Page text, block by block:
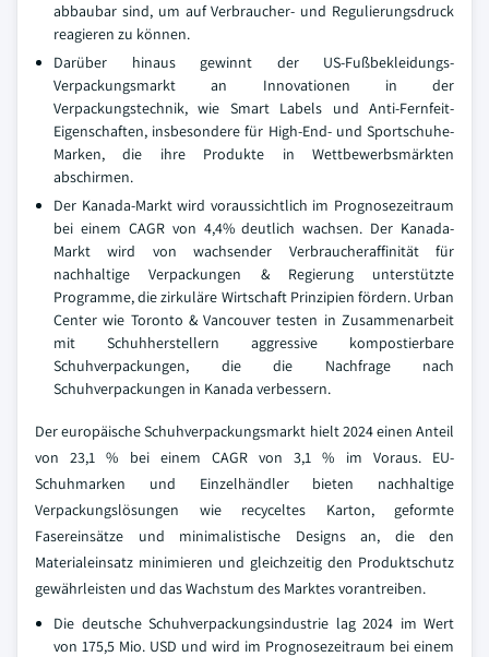
abbaubar sind, um auf Verbraucher- und Regulierungsdruck
reagieren zu können.
Darüber hinaus gewinnt der US-Fußbekleidungs-
Verpackungsmarkt an Innovationen in der
Verpackungstechnik, wie Smart Labels und Anti-Fernfeit-
Eigenschaften, insbesondere für High-End- und Sportschuhe-
Marken, die ihre Produkte in Wettbewerbsmärkten
abschirmen.
Der Kanada-Markt wird voraussichtlich im Prognosezeitraum
bei einem CAGR von 4,4% deutlich wachsen. Der Kanada-
Markt wird von wachsender Verbraucheraffinität für
nachhaltige Verpackungen & Regierung unterstützte
Programme, die zirkuläre Wirtschaft Prinzipien fördern. Urban
Center wie Toronto & Vancouver testen in Zusammenarbeit
mit Schuhherstellern aggressive kompostierbare
Schuhverpackungen, die die Nachfrage nach
Schuhverpackungen in Kanada verbessern.
Der europäische Schuhverpackungsmarkt hielt 2024 einen Anteil
von 23,1 % bei einem CAGR von 3,1 % im Voraus. EU-
Schuhmarken und Einzelhändler bieten nachhaltige
Verpackungslösungen wie recyceltes Karton, geformte
Fasereinsätze und minimalistische Designs an, die den
Materialeinsatz minimieren und gleichzeitig den Produktschutz
gewährleisten und das Wachstum des Marktes vorantreiben.
Die deutsche Schuhverpackungsindustrie lag 2024 im Wert
von 175,5 Mio. USD und wird im Prognosezeitraum bei einem